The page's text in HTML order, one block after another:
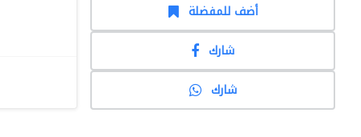
أضف للمفضلة
شارك
شارك